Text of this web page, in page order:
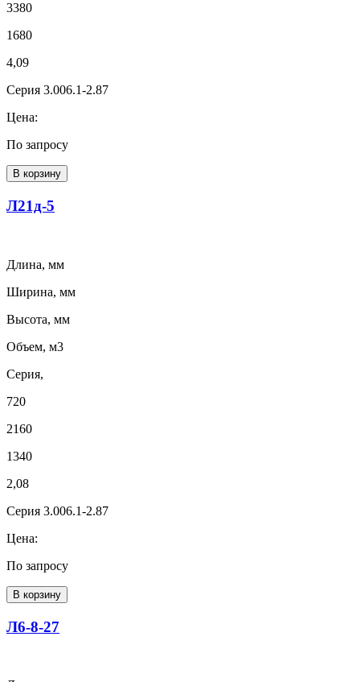
3380
1680
4,09
Серия 3.006.1-2.87
Цена:
По запросу
В корзину
Л21д-5
Длина, мм
Ширина, мм
Высота, мм
Объем, м3
Серия,
720
2160
1340
2,08
Серия 3.006.1-2.87
Цена:
По запросу
В корзину
Л6-8-27